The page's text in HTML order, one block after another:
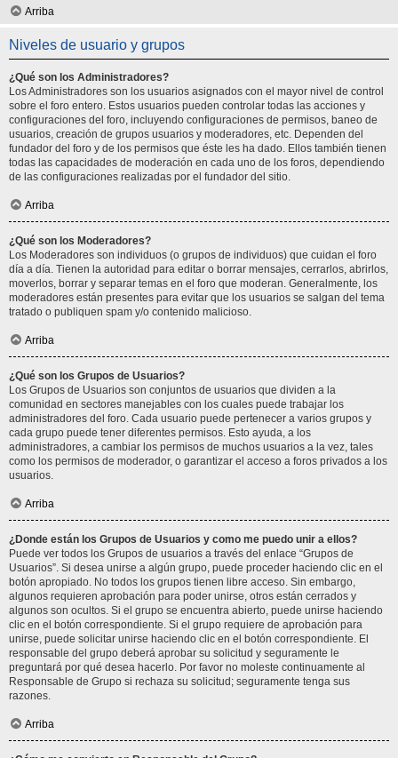
Arriba
Niveles de usuario y grupos
¿Qué son los Administradores?
Los Administradores son los usuarios asignados con el mayor nivel de control
sobre el foro entero. Estos usuarios pueden controlar todas las acciones y
configuraciones del foro, incluyendo configuraciones de permisos, baneo de
usuarios, creación de grupos usuarios y moderadores, etc. Dependen del
fundador del foro y de los permisos que éste les ha dado. Ellos también tienen
todas las capacidades de moderación en cada uno de los foros, dependiendo
de las configuraciones realizadas por el fundador del sitio.
Arriba
¿Qué son los Moderadores?
Los Moderadores son individuos (o grupos de individuos) que cuidan el foro
día a día. Tienen la autoridad para editar o borrar mensajes, cerrarlos, abrirlos,
moverlos, borrar y separar temas en el foro que moderan. Generalmente, los
moderadores están presentes para evitar que los usuarios se salgan del tema
tratado o publiquen spam y/o contenido malicioso.
Arriba
¿Qué son los Grupos de Usuarios?
Los Grupos de Usuarios son conjuntos de usuarios que dividen a la
comunidad en sectores manejables con los cuales puede trabajar los
administradores del foro. Cada usuario puede pertenecer a varios grupos y
cada grupo puede tener diferentes permisos. Esto ayuda, a los
administradores, a cambiar los permisos de muchos usuarios a la vez, tales
como los permisos de moderador, o garantizar el acceso a foros privados a los
usuarios.
Arriba
¿Donde están los Grupos de Usuarios y como me puedo unir a ellos?
Puede ver todos los Grupos de usuarios a través del enlace “Grupos de
Usuarios”. Si desea unirse a algún grupo, puede proceder haciendo clic en el
botón apropiado. No todos los grupos tienen libre acceso. Sin embargo,
algunos requieren aprobación para poder unirse, otros están cerrados y
algunos son ocultos. Si el grupo se encuentra abierto, puede unirse haciendo
clic en el botón correspondiente. Si el grupo requiere de aprobación para
unirse, puede solicitar unirse haciendo clic en el botón correspondiente. El
responsable del grupo deberá aprobar su solicitud y seguramente le
preguntará por qué desea hacerlo. Por favor no moleste continuamente al
Responsable de Grupo si rechaza su solicitud; seguramente tenga sus
razones.
Arriba